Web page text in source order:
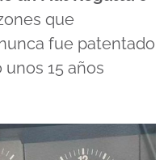
que
fue patentado
15 años